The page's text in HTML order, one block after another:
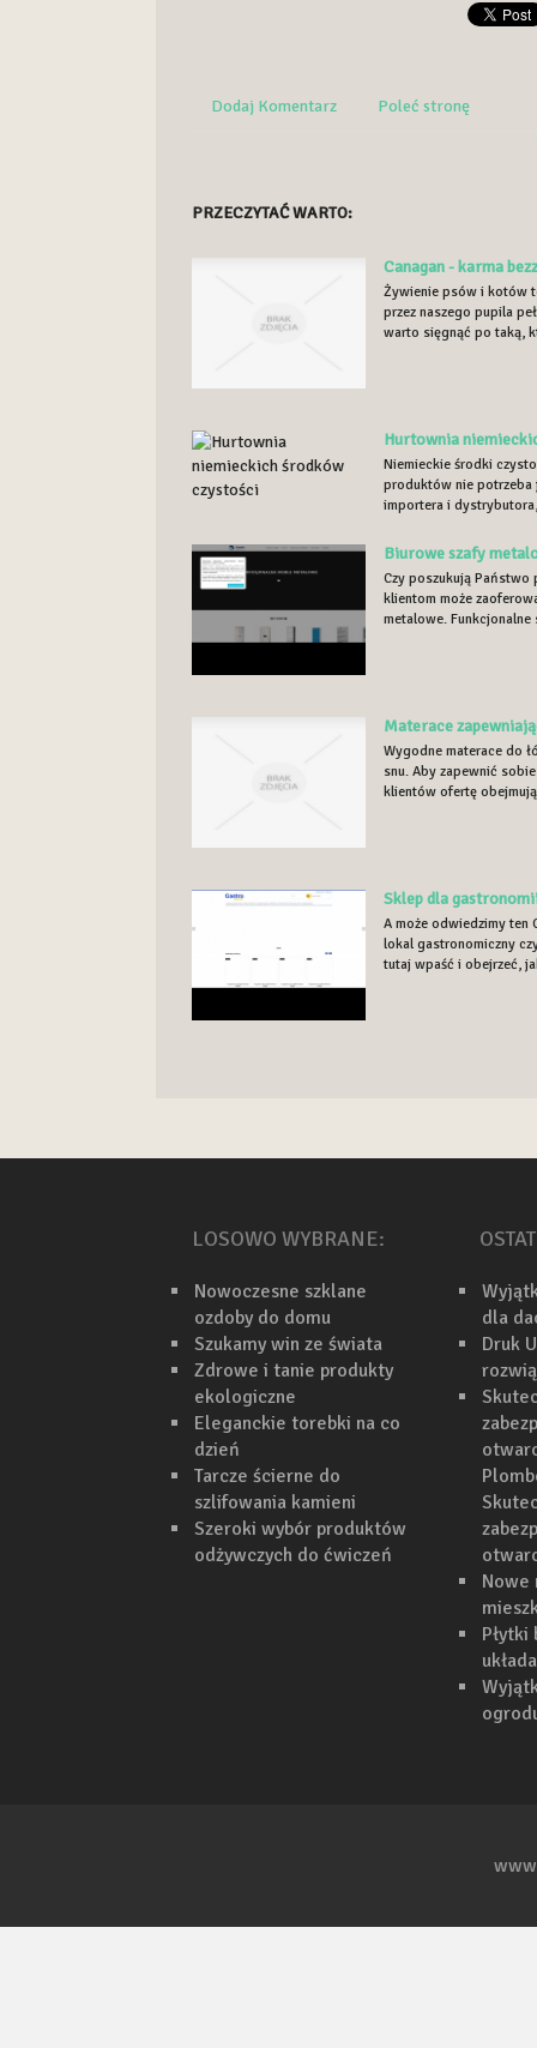
Dodaj Komentarz Poleć stronę
PRZECZYTAĆ WARTO:
Canagan - karma
Żywienie psów i kotów
przez naszego pupila
warto sięgnąć po taką,
Hurtownia
Niemieckie środki
produktów nie potrzeba
importera i
Biurowe szafy
Czy poszukują
klientom może
metalowe. Funkcjonalne
Materace
Wygodne materace do
snu. Aby zapewnić
klientów ofertę
Sklep dla
A może odwiedzimy ten
lokal gastronomiczny
tutaj wpaść i obejrzeć,
LOSOWO WYBRANE:
Nowoczesne szklane
ozdoby do domu
Szukamy win ze świata
Zdrowe i tanie produkty
ekologiczne
Eleganckie torebki na co
dzień
Tarcze ścierne do
szlifowania kamieni
Szeroki wybór produktów
odżywczych do ćwiczeń
dla
Druk
Nowe